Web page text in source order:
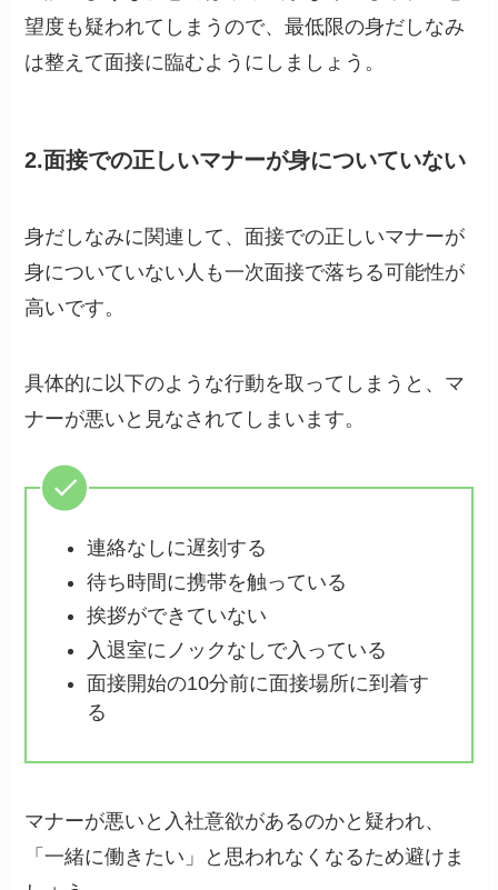
望度も疑われてしまうので、最低限の身だしなみ
は整えて面接に臨むようにしましょう。
2.面接での正しいマナーが身についていない
身だしなみに関連して、面接での正しいマナーが
身についていない人も一次面接で落ちる可能性が
高いです。
具体的に以下のような行動を取ってしまうと、マ
ナーが悪いと見なされてしまいます。
連絡なしに遅刻する
待ち時間に携帯を触っている
挨拶ができていない
入退室にノックなしで入っている
面接開始の10分前に面接場所に到着す
る
マナーが悪いと入社意欲があるのかと疑われ、
「一緒に働きたい」と思われなくなるため避けま